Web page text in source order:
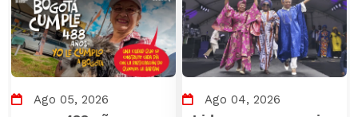
Ago 05, 2026 Ago 04, 2026